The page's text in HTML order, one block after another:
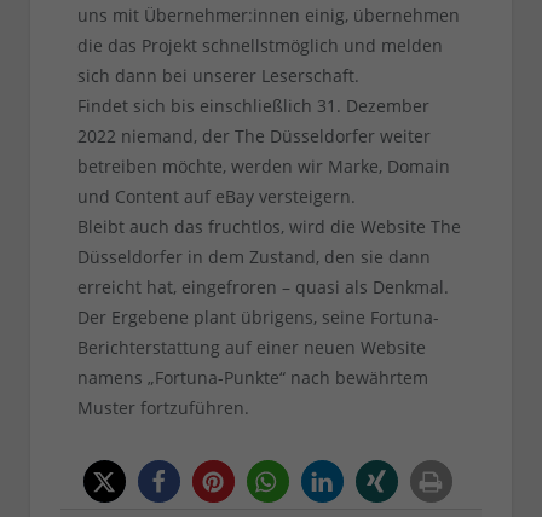
uns mit Übernehmer:innen einig, übernehmen
die das Projekt schnellstmöglich und melden
sich dann bei unserer Leserschaft.
Findet sich bis einschließlich 31. Dezember
2022 niemand, der The Düsseldorfer weiter
betreiben möchte, werden wir Marke, Domain
und Content auf eBay versteigern.
Bleibt auch das fruchtlos, wird die Website The
Düsseldorfer in dem Zustand, den sie dann
erreicht hat, eingefroren – quasi als Denkmal.
Der Ergebene plant übrigens, seine Fortuna-
Berichterstattung auf einer neuen Website
namens „Fortuna-Punkte“ nach bewährtem
Muster fortzuführen.